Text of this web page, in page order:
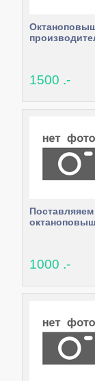
1500 .-
1000 .-